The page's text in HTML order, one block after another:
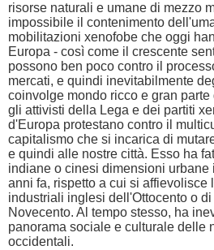
risorse naturali e umane di mezzo
impossibile il contenimento
mobilitazioni xenofobe che oggi
Europa - così come il crescente
possono ben poco contro il
mercati, e quindi inevitabilmente
coinvolge mondo ricco e gran
gli attivisti della Lega e dei partiti
d'Europa protestano contro il
capitalismo che si incarica di
e quindi alle nostre città. Esso ha
indiane o cinesi dimensioni
anni fa, rispetto a cui si affievolisce
industriali inglesi dell'Ottocento o
Novecento. Al tempo stesso, ha
panorama sociale e culturale delle
occidentali.